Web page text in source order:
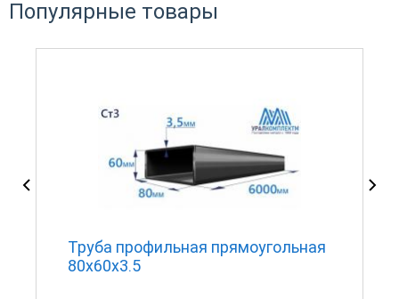
Популярные товары
Труба профильная прямоугольная
80х60х3.5